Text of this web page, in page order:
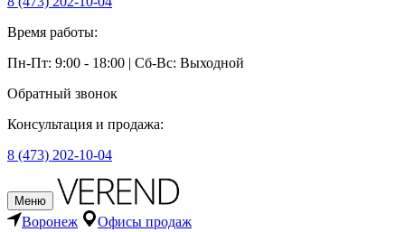
Время работы:
Пн-Пт: 9:00 - 18:00 | Сб-Вс: Выходной
Обратный звонок
Консультация и продажа:
8 (473) 202-10-04
Меню
Воронеж Офисы продаж